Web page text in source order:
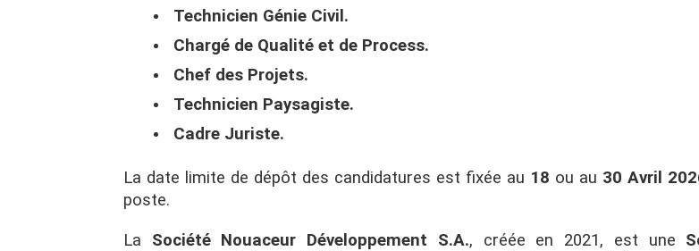
Technicien Génie Civil.
Chargé de Qualité et de Process.
Chef des Projets.
Technicien Paysagiste.
Cadre Juriste.
La date limite de dépôt des candidatures est fixée au 18 ou au 30 Avril
poste.
La Société Nouaceur Développement S.A., créée en 2021, est une